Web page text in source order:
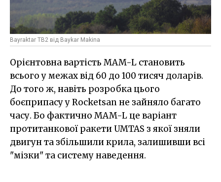
Bayraktar TB2 від Baykar Makina
Орієнтовна вартість MAM-L становить
всього у межах від 60 до 100 тисяч доларів.
До того ж, навіть розробка цього
боєприпасу у Rocketsan не зайняло багато
часу. Бо фактично MAM-L це варіант
протитанкової ракети UMTAS з якої зняли
двигун та збільшили крила, залишивши всі
"мізки" та систему наведення.